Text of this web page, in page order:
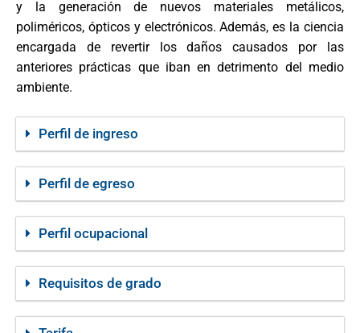
y la generación de nuevos materiales metálicos,
poliméricos, ópticos y electrónicos. Además, es la ciencia
encargada de revertir los daños causados por las
anteriores prácticas que iban en detrimento del medio
ambiente.
Perfil de ingreso
Perfil de egreso
Perfil ocupacional
Requisitos de grado